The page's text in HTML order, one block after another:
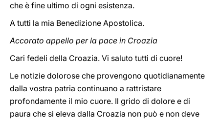
che è fine ultimo di ogni esistenza.
A tutti la mia Benedizione Apostolica.
Accorato appello per la pace in Croazia
Cari fedeli della Croazia. Vi saluto tutti di cuore!
Le notizie dolorose che provengono quotidianamente
dalla vostra patria continuano a rattristare
profondamente il mio cuore. Il grido di dolore e di
paura che si eleva dalla Croazia non può e non deve